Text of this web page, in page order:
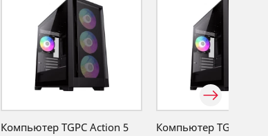
Компьютер TGPC Action 5
Компьютер TGPC